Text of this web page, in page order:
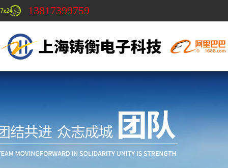
13817399759